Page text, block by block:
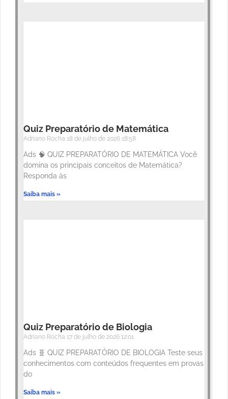
Quiz Preparatório de Matemática
Adriano Rocha 18 de julho de 2026 18:58
Ads 🧠 QUIZ PREPARATÓRIO DE MATEMÁTICA Você
domina os principais conceitos de Matemática?
Responda às
Saiba mais »
Quiz Preparatório de Biologia
Adriano Rocha 17 de julho de 2026 12:01
Ads 🧬 QUIZ PREPARATÓRIO DE BIOLOGIA Teste seus
conhecimentos com conteúdos frequentes em provas
do
Saiba mais »